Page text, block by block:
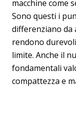
macchine come
Sono questi i
differenziano da
rendono
limite. Anche il
fondamentali
compattezza e